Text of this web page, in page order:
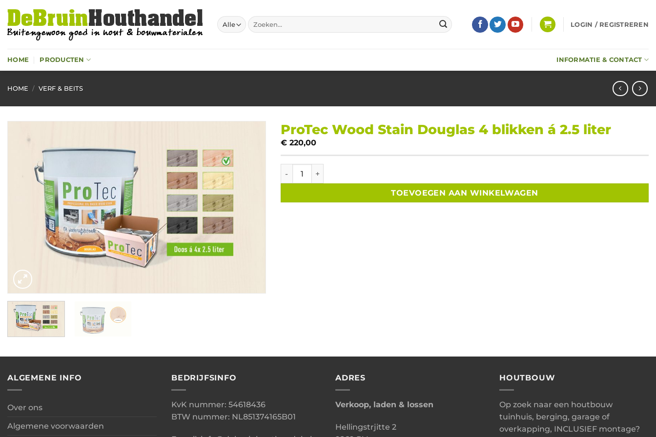
inhoud
Zoeken
naar:
LOGIN / REGISTREREN
HOME PRODUCTEN INFORMATIE & CONTACT
HOME / VERF & BEITS
ProTec Wood Stain Douglas 4 blikken á 2.5 liter
€ 220,00
ProTec Wood Stain Douglas 4 blikken á 2.5 liter aantal
TOEVOEGEN AAN WINKELWAGEN
ALGEMENE INFO
Over ons
Algemene voorwaarden
BEDRIJFSINFO
KvK nummer: 54618436
BTW nummer: NL851374165B01
ADRES
Verkoop, laden & lossen
Hellingstrjitte 2
HOUTBOUW
Op zoek naar een houtbouw
tuinhuis, berging, garage of
overkapping, INCLUSIEF montage?